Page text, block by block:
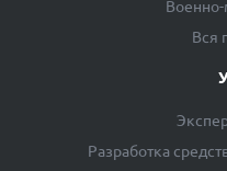
Вся
Разработка